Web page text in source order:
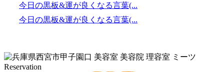
今日の黒板&運が良くなる言葉(...
今日の黒板&運が良くなる言葉(...